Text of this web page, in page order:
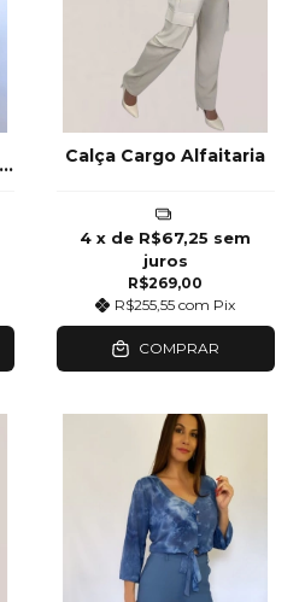
Calça Cargo Alfaitaria
R$269,00
R$255,55com Pix
4 x de R$67,25 sem
juros
COMPRAR